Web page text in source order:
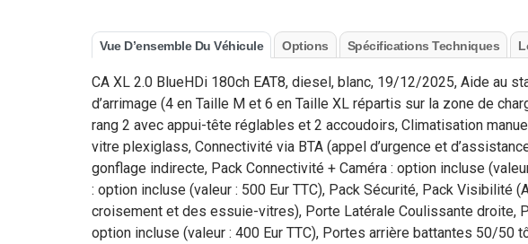
Vue D’ensemble Du Véhicule Options Spécifications Techniques
CA XL 2.0 BlueHDi 180ch EAT8, diesel, blanc, 19/12/2025, Aide au
d’arrimage (4 en Taille M et 6 en Taille XL répartis sur la zone de
rang 2 avec appui-tête réglables et 2 accoudoirs, Climatisation
vitre plexiglass, Connectivité via BTA (appel d’urgence et
gonflage indirecte, Pack Connectivité + Caméra : option incluse
: option incluse (valeur : 500 Eur TTC), Pack Sécurité, Pack Visibilité
croisement et des essuie-vitres), Porte Latérale Coulissante droite,
option incluse (valeur : 400 Eur TTC), Portes arrière battantes 50/50